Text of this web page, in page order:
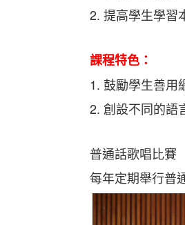
2. 提高學生學習
課程特色：
1. 鼓勵學生善用
2. 創設不同的語
普通話歌唱比賽
每年定期舉行普